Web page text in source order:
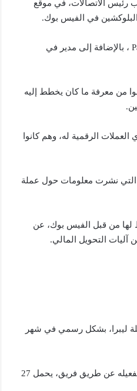
نائب رئيس الاتصالات، في موقع
في الفيس بوك.
كان يعمل دافيد في السابق، الرئيس التنفيذي لبايبال PayPal ، بالإضافة إلى مدير في
من معرفة ما كان يخطط إليه
الرقمية له، وهم كانوا
التي نشرت معلومات حول عملة
لها من قبل الفيس بوك، عن
آليات التحويل المالي.
ليبرا، بشكل رسمي في شهر
حيث صرّحت بأن شبكة البلوكشين لعملة Dien، سوف يتم تفعيله عن طريق فريق، يحمل 27